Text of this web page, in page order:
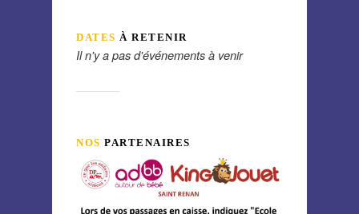
DATES À RETENIR
Il n'y a pas d'événements à venir
NOS PARTENAIRES